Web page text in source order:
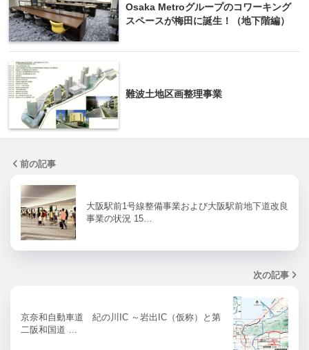
Osaka Metroグループのコワーキング
スペースが梅田に誕生！（地下階編）
難波土地区画整理事業
前の記事
大阪駅前1号線整備事業および大阪駅前地下道改良
事業の状況 15…
次の記事
京奈和自動車道 紀の川IC ～岩出IC（仮称）と第
二阪和国道 …